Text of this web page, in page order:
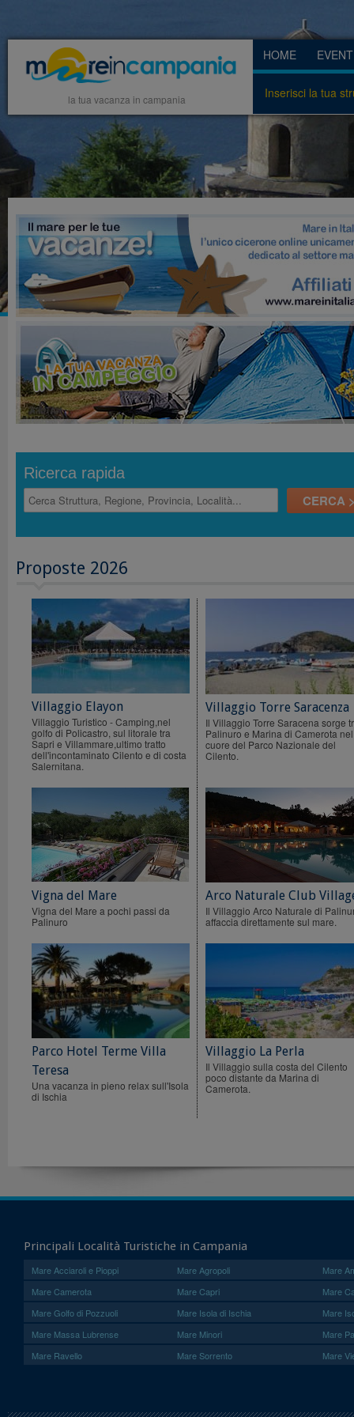
la tua vacanza in campania
HOME
Inserisci la tua
Ricerca rapida
Proposte 2026
Villaggio Elayon
Villaggio Turistico - Camping,nel
golfo di Policastro, sul litorale tra
Sapri e Villammare,ultimo tratto
dell'incontaminato Cilento e di costa
Salernitana.
Villaggio Torre Saracenza
Il Villaggio Torre Saracena sorge
Palinuro e Marina di Camerota nel
cuore del Parco Nazionale del
Cilento.
Vigna del Mare
Vigna del Mare a pochi passi da
Palinuro
Arco Naturale Club
Il Villaggio Arco Naturale di
affaccia direttamente sul mare.
Parco Hotel Terme Villa
Teresa
Una vacanza in pieno relax sull'Isola
di Ischia
Villaggio La Perla
Il Villaggio sulla costa del Cilento
poco distante da Marina di
Camerota.
Principali Località Turistiche in Campania
Mare Acciaroli e Pioppi Mare Agropoli
Mare
Mare Camerota
Mare Capri
Mare
Mare Golfo di Pozzuoli
Mare Isola di Ischia
Mare
Mare Massa Lubrense
Mare Minori
Mare
Mare Ravello
Mare Sorrento Mare